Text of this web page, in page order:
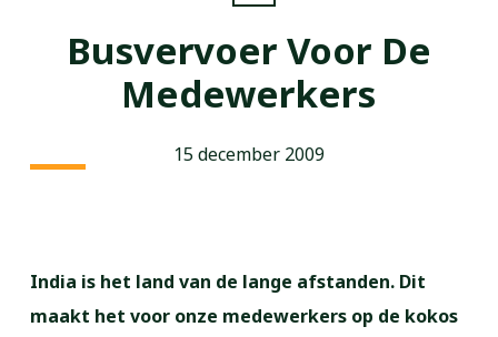
Busvervoer Voor De
Medewerkers
15 december 2009
India is het land van de lange afstanden. Dit
maakt het voor onze medewerkers op de kokos